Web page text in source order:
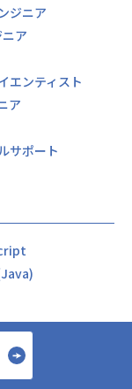
ジニア
ア
エンティスト
ア
サポート